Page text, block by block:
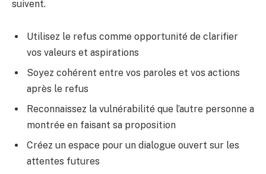
suivent.
Utilisez le refus comme opportunité de clarifier
vos valeurs et aspirations
Soyez cohérent entre vos paroles et vos actions
après le refus
Reconnaissez la vulnérabilité que l’autre personne a
montrée en faisant sa proposition
Créez un espace pour un dialogue ouvert sur les
attentes futures